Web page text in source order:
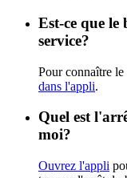
Est-ce que le
service?
Pour connaître
dans l'appli.
Quel est
moi?
Ouvrez l'appli